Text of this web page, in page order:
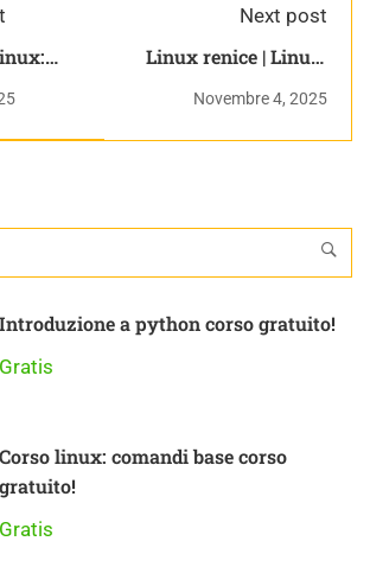
Next post
Linux renice | Linux:
Novembre 4, 2025
Introduzione a python corso gratuito!
Gratis
Corso linux: comandi base corso
gratuito!
Gratis